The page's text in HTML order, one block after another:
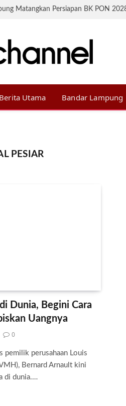
Berita Utama Bandar Lampung
PESIAR
Dunia, Begini Cara
Uangnya
0
pemilik perusahaan Louis
Bernard Arnault kini
di dunia.…